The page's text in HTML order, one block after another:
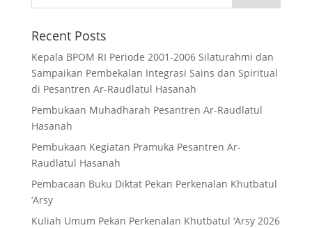
Recent Posts
Kepala BPOM RI Periode 2001-2006 Silaturahmi dan
Sampaikan Pembekalan Integrasi Sains dan Spiritual
di Pesantren Ar-Raudlatul Hasanah
Pembukaan Muhadharah Pesantren Ar-Raudlatul
Hasanah
Pembukaan Kegiatan Pramuka Pesantren Ar-
Raudlatul Hasanah
Pembacaan Buku Diktat Pekan Perkenalan Khutbatul
‘Arsy
Kuliah Umum Pekan Perkenalan Khutbatul ‘Arsy 2026